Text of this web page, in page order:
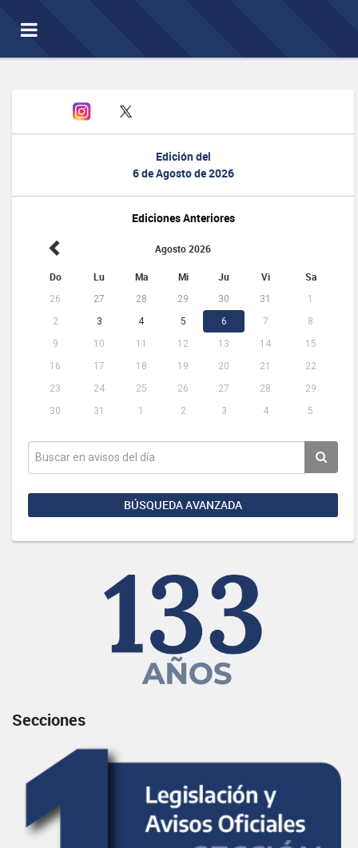
Toggle
navigation
Edición del
6 de Agosto de 2026
Ediciones Anteriores
Agosto 2026
Do Lu Ma Mi Ju Vi Sa
26 27 28 29 30 31
1
2
3 4 5 6 7
8
9
10 11 12 13 14
15
16
17 18 19 20 21
22
23
24 25 26 27 28
29
30
31 1 2 3 4 5
BÚSQUEDA AVANZADA
Secciones